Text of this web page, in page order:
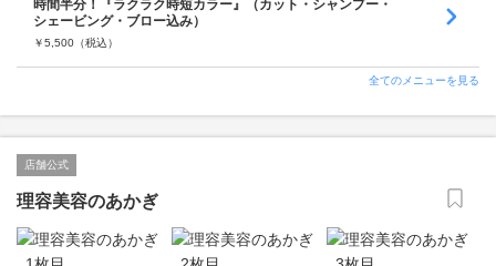
時間半分！『ラクラク時短カラー』（カット・シャンプー・
シェービング・ブロー込み）
￥5,500 （税込）
全てのメニューを見る
店舗公式
理容美容のあかぎ